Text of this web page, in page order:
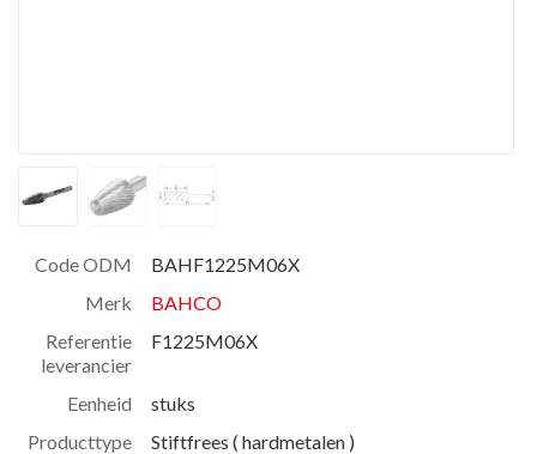
Code ODM
BAHF1225M06X
Merk
BAHCO
Referentie
leverancier
F1225M06X
Eenheid
stuks
Producttype
Stiftfrees ( hardmetalen )